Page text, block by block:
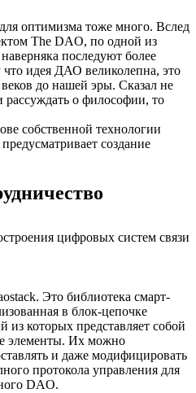
оптимизма тоже много. Вслед
The DAO, по одной из
последуют более
идея ДАО великолепна, это
до нашей эры. Сказал не
рассуждать о философии, то
собственной технологии
создание
цифровых систем связи
Это библиотека смарт-
в блок-цепочке
из которых представляет собой
элементы. Их можно
и даже модифицировать
протокола управления для
DAO.